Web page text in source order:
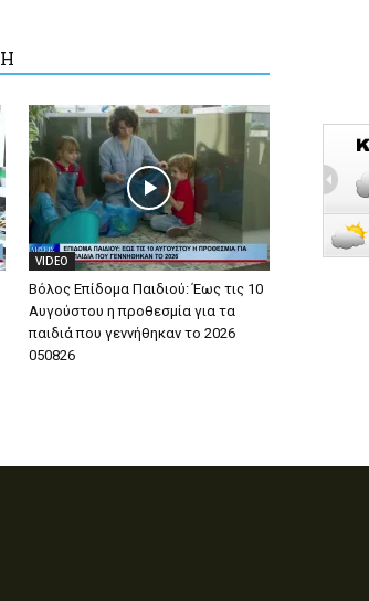
VIDEO
Βόλος Επίδομα Παιδιού: Έως τις 10
Αυγούστου η προθεσμία για τα
παιδιά που γεννήθηκαν το 2026
050826